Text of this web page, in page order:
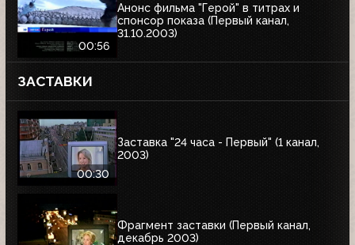
00:56
Анонс фильма "Герой" в титрах и
спонсор показа (Первый канал,
31.10.2003)
ЗАСТАВКИ
00:30
Заставка "24 часа - Первый" (1 канал,
2003)
Фрагмент заставки (Первый канал,
декабрь 2003)